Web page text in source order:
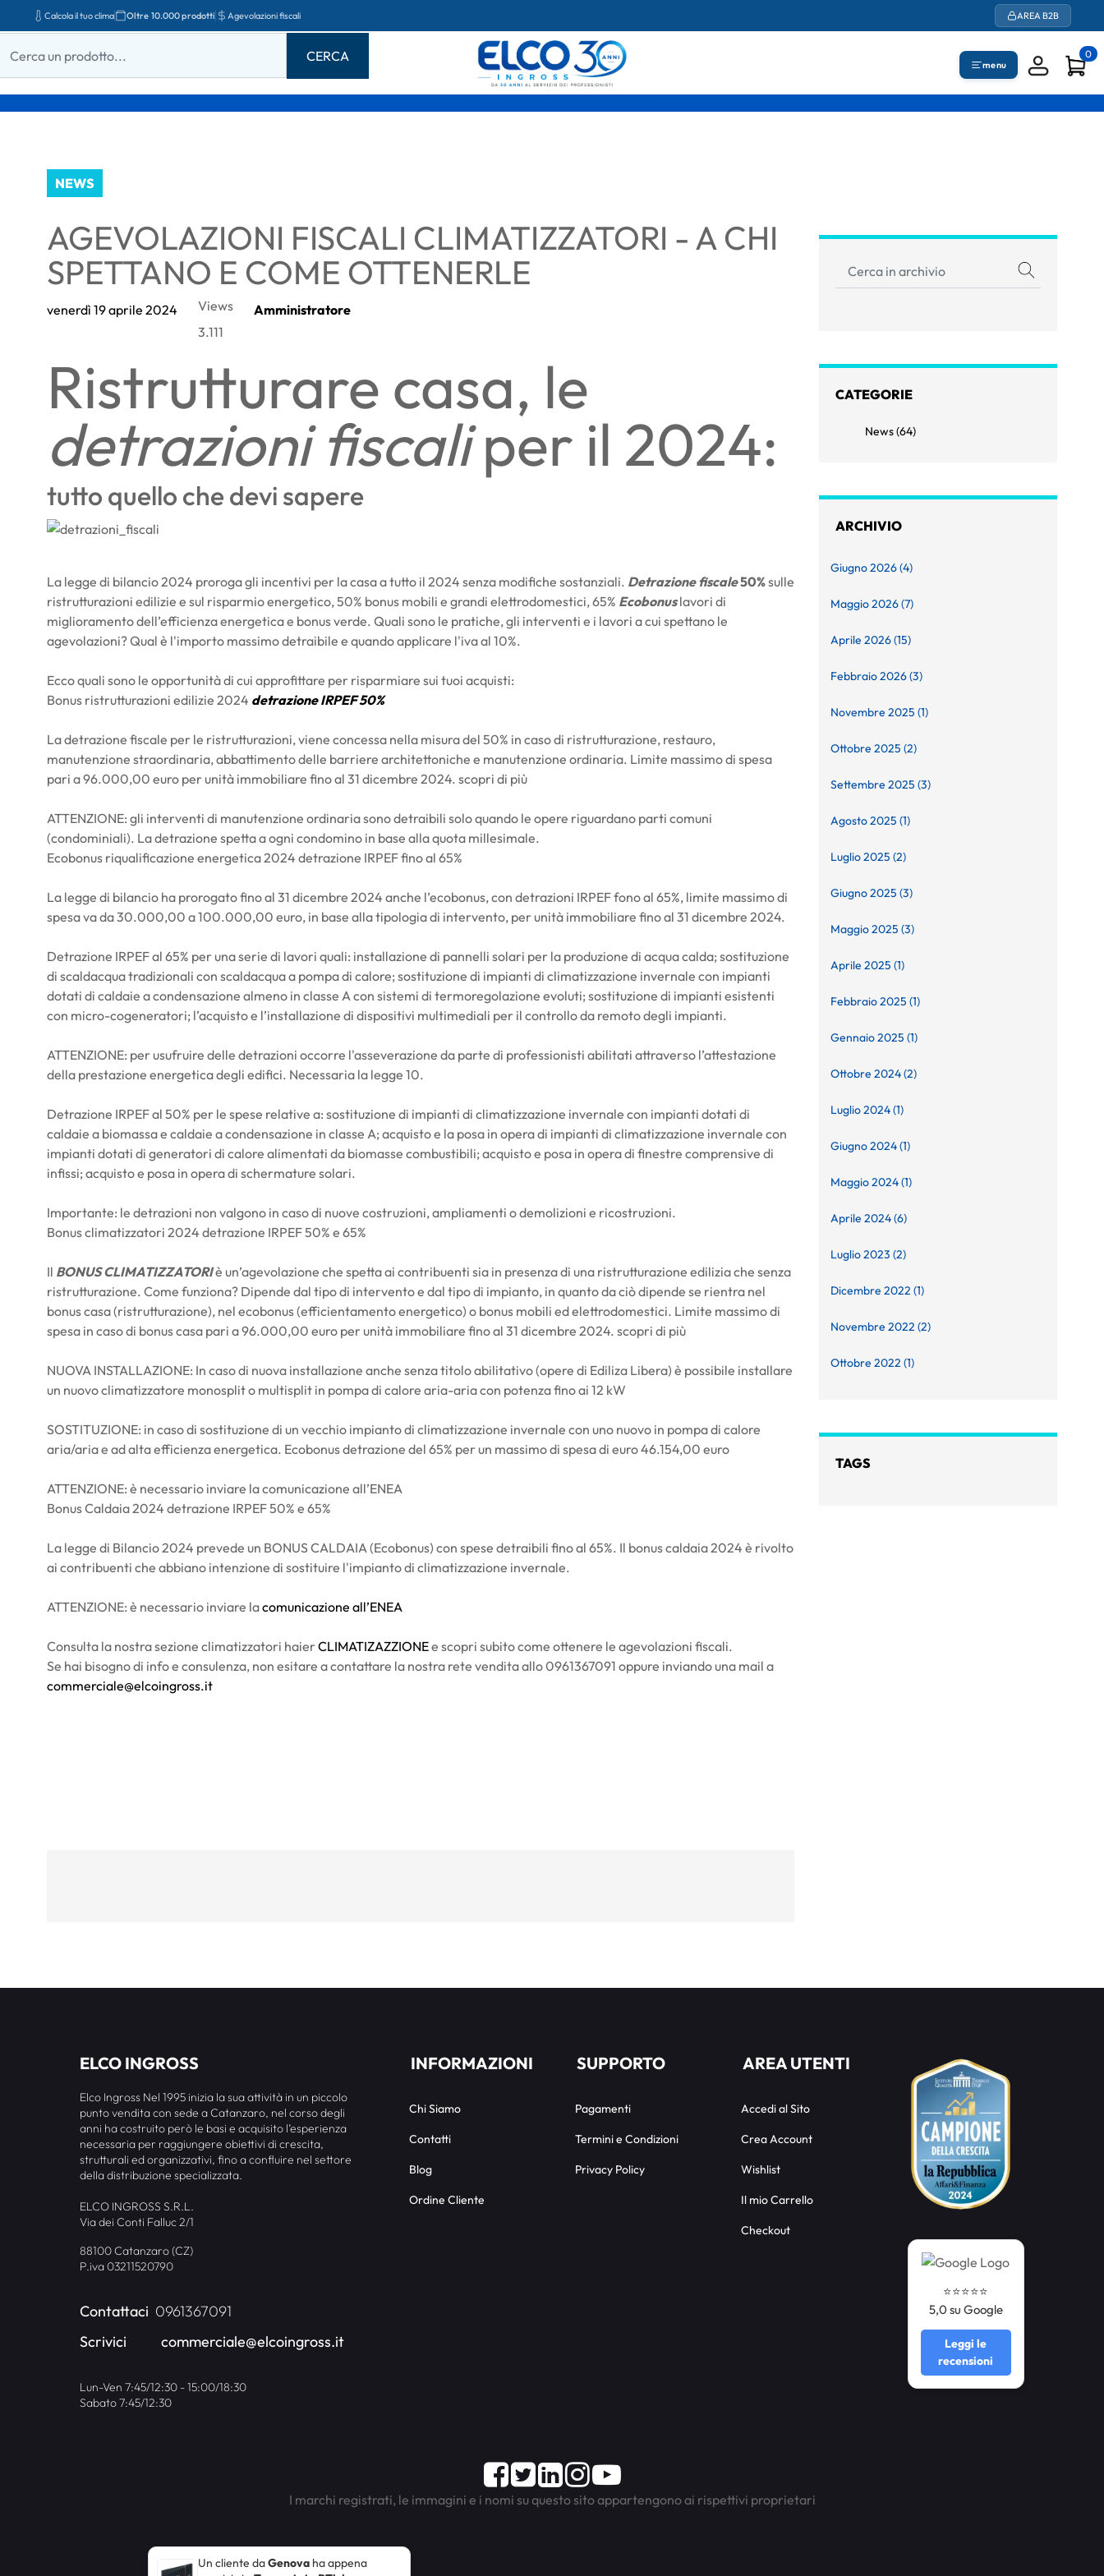
Calcola il tuo clima Oltre 10.000 prodotti Agevolazioni fiscali AREA B2B
Un cliente daGenova ha appena
menu
0
NEWS
AGEVOLAZIONI FISCALI CLIMATIZZATORI - A CHI
SPETTANO E COME OTTENERLE
venerdì 19aprile 2024
Views
3.111
Amministratore
Ristrutturare casa, le
detrazioni fiscaliper il 2024:
tutto quello che devi sapere
La legge di bilancio 2024 proroga gli incentivi per la casa a tutto il 2024 senza modifiche sostanziali. Detrazione fiscale50%sulle
ristrutturazioni edilizie e sul risparmio energetico, 50% bonus mobili e grandi elettrodomestici, 65% Ecobonuslavori di
miglioramento dell’efficienza energetica e bonus verde. Quali sono le pratiche, gli interventi e i lavori a cui spettano le
agevolazioni? Qual è l'importo massimo detraibile e quando applicare l'iva al 10%.
Ecco quali sono le opportunità di cui approfittare per risparmiare sui tuoi acquisti:
Bonus ristrutturazioni edilizie 2024 detrazione IRPEF 50%
La detrazione fiscale per le ristrutturazioni, viene concessa nella misura del 50% in caso di ristrutturazione, restauro,
manutenzione straordinaria, abbattimento delle barriere architettoniche e manutenzione ordinaria. Limite massimo di spesa
pari a 96.000,00 euro per unità immobiliare fino al 31 dicembre 2024. scopri di più
ATTENZIONE: gli interventi di manutenzione ordinaria sono detraibili solo quando le opere riguardano parti comuni
(condominiali). La detrazione spetta a ogni condomino in base alla quota millesimale.
Ecobonus riqualificazione energetica 2024 detrazione IRPEF fino al 65%
La legge di bilancio ha prorogato fino al 31 dicembre 2024 anche l’ecobonus, con detrazioni IRPEF fono al 65%, limite massimo di
spesa va da 30.000,00 a 100.000,00 euro, in base alla tipologia di intervento, per unità immobiliare fino al 31 dicembre 2024.
Detrazione IRPEF al 65% per una serie di lavori quali: installazione di pannelli solari per la produzione di acqua calda; sostituzione
di scaldacqua tradizionali con scaldacqua a pompa di calore; sostituzione di impianti di climatizzazione invernale con impianti
dotati di caldaie a condensazione almeno in classe A con sistemi di termoregolazione evoluti; sostituzione di impianti esistenti
con micro-cogeneratori; l’acquisto e l’installazione di dispositivi multimediali per il controllo da remoto degli impianti.
ATTENZIONE: per usufruire delle detrazioni occorre l'asseverazione da parte di professionisti abilitati attraverso l’attestazione
della prestazione energetica degli edifici. Necessaria la legge 10.
Detrazione IRPEF al 50% per le spese relative a: sostituzione di impianti di climatizzazione invernale con impianti dotati di
caldaie a biomassa e caldaie a condensazione in classe A; acquisto e la posa in opera di impianti di climatizzazione invernale con
impianti dotati di generatori di calore alimentati da biomasse combustibili; acquisto e posa in opera di finestre comprensive di
infissi; acquisto e posa in opera di schermature solari.
Importante: le detrazioni non valgono in caso di nuove costruzioni, ampliamenti o demolizioni e ricostruzioni.
Bonus climatizzatori 2024 detrazione IRPEF 50% e 65%
Il BONUS CLIMATIZZATORIè un’agevolazione che spetta ai contribuenti sia in presenza di una ristrutturazione edilizia che senza
ristrutturazione. Come funziona? Dipende dal tipo di intervento e dal tipo di impianto, in quanto da ciò dipende se rientra nel
bonus casa (ristrutturazione), nel ecobonus (efficientamento energetico) o bonus mobili ed elettrodomestici. Limite massimo di
spesa in caso di bonus casa pari a 96.000,00 euro per unità immobiliare fino al 31 dicembre 2024. scopri di più
NUOVA INSTALLAZIONE: In caso di nuova installazione anche senza titolo abilitativo (opere di Ediliza Libera) è possibile installare
un nuovo climatizzatore monosplit o multisplit in pompa di calore aria-aria con potenza fino ai 12 kW
SOSTITUZIONE: in caso di sostituzione di un vecchio impianto di climatizzazione invernale con uno nuovo in pompa di calore
aria/aria e ad alta efficienza energetica. Ecobonus detrazione del 65% per un massimo di spesa di euro 46.154,00 euro
ATTENZIONE: è necessario inviare la comunicazione all’ENEA
Bonus Caldaia 2024 detrazione IRPEF 50% e 65%
La legge di Bilancio 2024 prevede un BONUS CALDAIA (Ecobonus) con spese detraibili fino al 65%. Il bonus caldaia 2024 è rivolto
ai contribuenti che abbiano intenzione di sostituire l'impianto di climatizzazione invernale.
ATTENZIONE: è necessario inviare lacomunicazione all’ENEA
Consulta la nostra sezione climatizzatori haier CLIMATIZAZZIONEe scopri subito come ottenere le agevolazioni fiscali.
Se hai bisogno di info e consulenza, non esitare a contattare la nostra rete vendita allo 0961367091 oppure inviando una mail a
commerciale@elcoingross.it
CATEGORIE
News (64)
ARCHIVIO
Giugno 2026 (4)
Maggio 2026 (7)
Aprile 2026 (15)
Febbraio 2026 (3)
Novembre 2025 (1)
Ottobre 2025 (2)
Settembre 2025 (3)
Agosto 2025 (1)
Luglio 2025 (2)
Giugno 2025 (3)
Maggio 2025 (3)
Aprile 2025 (1)
Febbraio 2025 (1)
Gennaio 2025 (1)
Ottobre 2024 (2)
Luglio 2024 (1)
Giugno 2024 (1)
Maggio 2024 (1)
Aprile 2024 (6)
Luglio 2023 (2)
Dicembre 2022 (1)
Novembre 2022 (2)
Ottobre 2022 (1)
TAGS
ELCO INGROSS
Elco Ingross Nel 1995 inizia la sua attività in un piccolo
punto vendita con sede a Catanzaro, nel corso degli
anni ha costruito però le basi e acquisito l’esperienza
necessaria per raggiungere obiettivi di crescita,
strutturali ed organizzativi, fino a confluire nel settore
della distribuzione specializzata.
ELCO INGROSS S.R.L.
Via dei Conti Falluc 2/1
88100 Catanzaro (CZ)
P.iva 03211520790
Contattaci 0961367091
Scrivici
commerciale@elcoingross.it
Lun-Ven 7:45/12:30 - 15:00/18:30
Sabato 7:45/12:30
INFORMAZIONI
Chi Siamo
Contatti
Blog
Ordine Cliente
SUPPORTO
Pagamenti
Termini e Condizioni
Privacy Policy
AREA UTENTI
Accedi al Sito
Crea Account
Wishlist
Il mio Carrello
Checkout
⭐️⭐️⭐️⭐️⭐️
5,0 su Google
Leggi le
recensioni
Facebook
TwitterLinkedInInstagram
Youtube
I marchi registrati, le immagini e i nomi su questo sito appartengono ai rispettivi proprietari